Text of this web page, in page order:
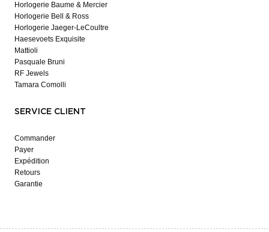
Horlogerie Baume & Mercier
Horlogerie Bell & Ross
Horlogerie Jaeger-LeCoultre
Haesevoets Exquisite
Mattioli
Pasquale Bruni
RF Jewels
Tamara Comolli
SERVICE CLIENT
Commander
Payer
Expédition
Retours
Garantie